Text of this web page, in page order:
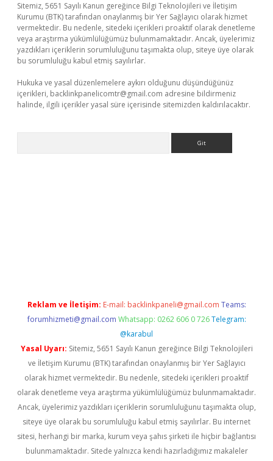
Sitemiz, 5651 Sayılı Kanun gereğince Bilgi Teknolojileri ve İletişim
Kurumu (BTK) tarafından onaylanmış bir Yer Sağlayıcı olarak hizmet
vermektedir. Bu nedenle, sitedeki içerikleri proaktif olarak denetleme
veya araştırma yükümlülüğümüz bulunmamaktadır. Ancak, üyelerimiz
yazdıkları içeriklerin sorumluluğunu taşımakta olup, siteye üye olarak
bu sorumluluğu kabul etmiş sayılırlar.
Hukuka ve yasal düzenlemelere aykırı olduğunu düşündüğünüz
içerikleri, backlinkpanelicomtr@gmail.com adresine bildirmeniz
halinde, ilgili içerikler yasal süre içerisinde sitemizden kaldırılacaktır.
Reklam ve İletişim: E-mail: backlinkpaneli@gmail.com Teams:
forumhizmeti@gmail.com Whatsapp: 0262 606 0 726 Telegram:
@karabul
Yasal Uyarı: Sitemiz, 5651 Sayılı Kanun gereğince Bilgi Teknolojileri
ve İletişim Kurumu (BTK) tarafından onaylanmış bir Yer Sağlayıcı
olarak hizmet vermektedir. Bu nedenle, sitedeki içerikleri proaktif
olarak denetleme veya araştırma yükümlülüğümüz bulunmamaktadır.
Ancak, üyelerimiz yazdıkları içeriklerin sorumluluğunu taşımakta olup,
siteye üye olarak bu sorumluluğu kabul etmiş sayılırlar. Bu internet
sitesi, herhangi bir marka, kurum veya şahıs şirketi ile hiçbir bağlantısı
bulunmamaktadır. Sitede yalnızca kendi hazırladığımız makaleler